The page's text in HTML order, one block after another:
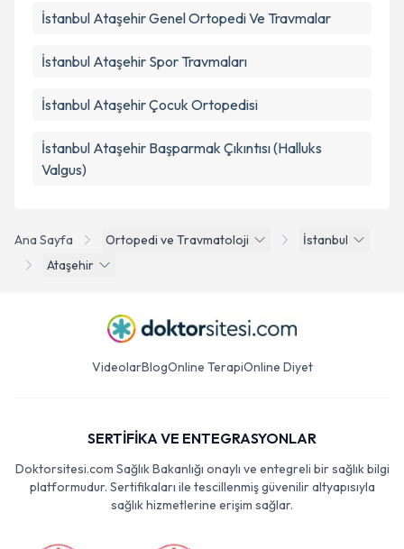
Ana Sayfa Ortopedi ve Travmatoloji
İstanbul
Ataşehir
İstanbul Ataşehir Genel Ortopedi Ve Travmalar
İstanbul Ataşehir Spor Travmaları
İstanbul Ataşehir Çocuk Ortopedisi
İstanbul Ataşehir Başparmak Çıkıntısı (Halluks
Valgus)
VideolarBlogOnline TerapiOnline Diyet
SERTİFİKA VE ENTEGRASYONLAR
Doktorsitesi.com Sağlık Bakanlığı onaylı ve entegreli bir sağlık bilgi
platformudur. Sertifikaları ile tescillenmiş güvenilir altyapısıyla
sağlık hizmetlerine erişim sağlar.